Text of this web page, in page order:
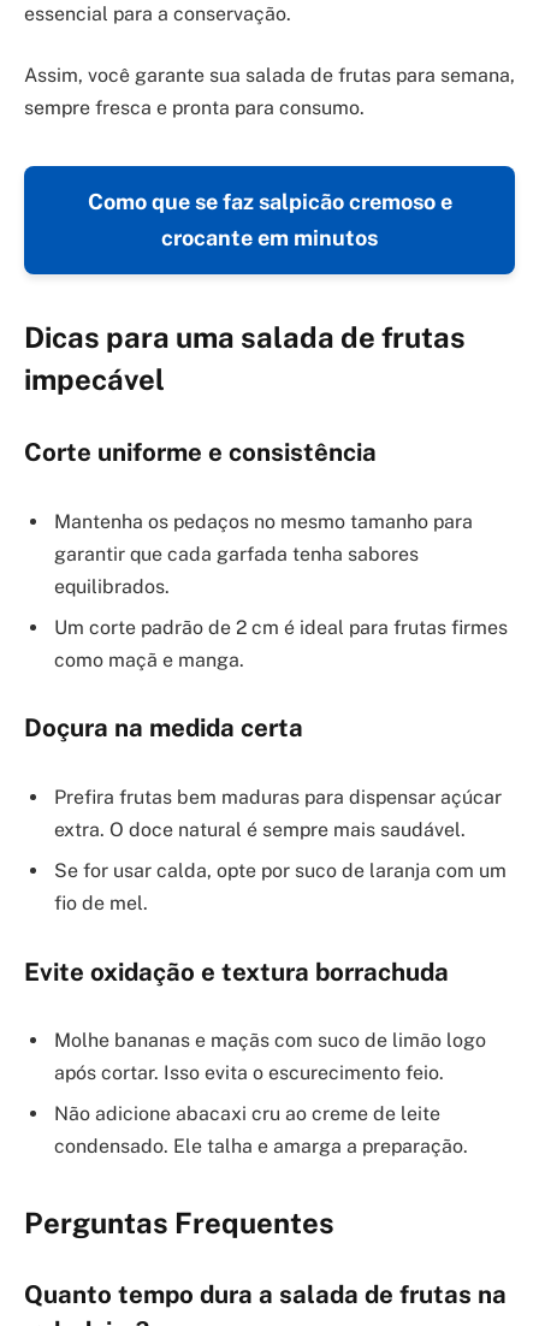
essencial para a conservação.
Assim, você garante sua salada de frutas para semana,
sempre fresca e pronta para consumo.
Como que se faz salpicão cremoso e
crocante em minutos
Dicas para uma salada de frutas
impecável
Corte uniforme e consistência
Mantenha os pedaços no mesmo tamanho para
garantir que cada garfada tenha sabores
equilibrados.
Um corte padrão de 2 cm é ideal para frutas firmes
como maçã e manga.
Doçura na medida certa
Prefira frutas bem maduras para dispensar açúcar
extra. O doce natural é sempre mais saudável.
Se for usar calda, opte por suco de laranja com um
fio de mel.
Evite oxidação e textura borrachuda
Molhe bananas e maçãs com suco de limão logo
após cortar. Isso evita o escurecimento feio.
Não adicione abacaxi cru ao creme de leite
condensado. Ele talha e amarga a preparação.
Perguntas Frequentes
Quanto tempo dura a salada de frutas na